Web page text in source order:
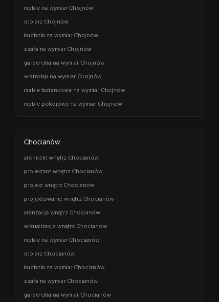
meble na wymiar Chojnów
stolarz Chojnów
kuchnia na wymiar Chojnów
szafa na wymiar Chojnów
garderoba na wymiar Chojnów
wiatrołap na wymiar Chojnów
meble łazienkowe na wymiar Chojnów
meble pokojowe na wymiar Chojnów
Chocianów
architekt wnętrz Chocianów
projektant wnętrz Chocianów
projekt wnętrz Chocianów
projektowanie wnętrz Chocianów
aranżacja wnętrz Chocianów
wizualizacja wnętrz Chocianów
meble na wymiar Chocianów
stolarz Chocianów
kuchnia na wymiar Chocianów
szafa na wymiar Chocianów
garderoba na wymiar Chocianów